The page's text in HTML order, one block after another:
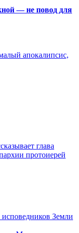
— не повод для
апокалипсис,
глава
протоиерей